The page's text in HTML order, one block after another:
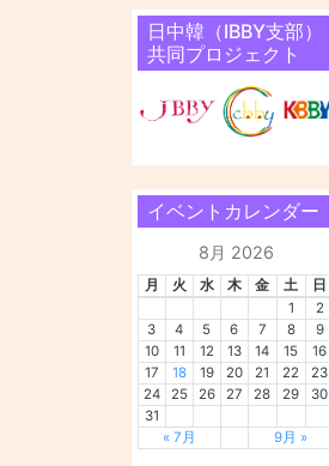
日中韓（IBBY支部）
共同プロジェクト
イベントカレンダー
8月 2026
月 火 水 木 金 土
日
1
2
3
4 5 6 7 8
9
10
11 12 13 14 15
16
17
18 19 20 21 22
23
24
25 26 27 28 29
30
31
« 7月
9月 »